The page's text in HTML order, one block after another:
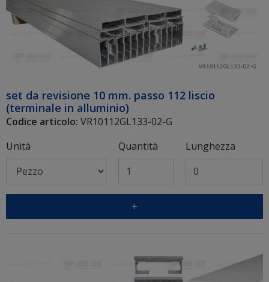
set da revisione 10 mm. passo 112 liscio
(terminale in alluminio)
Codice articolo: VR10112GL133-02-G
Unità
Quantità Lunghezza
+